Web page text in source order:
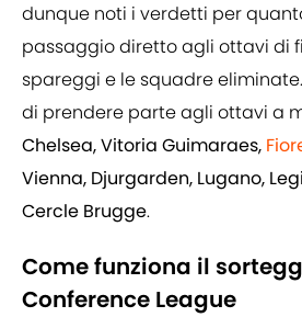
dunque noti i verdetti per
passaggio diretto agli ottavi di
spareggi e le squadre
di prendere parte agli ottavi a
Chelsea, Vitoria Guimaraes,
Vienna, Djurgarden, Lugano,
Cercle Brugge.
Come funziona il
Conference League